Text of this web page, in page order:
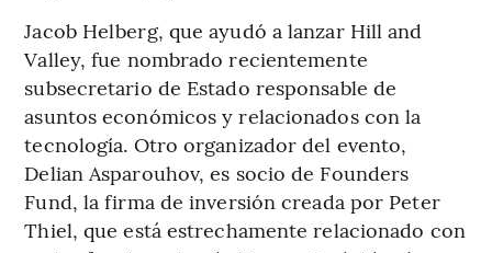
Jacob Helberg, que ayudó a lanzar Hill and
Valley, fue nombrado recientemente
subsecretario de Estado responsable de
asuntos económicos y relacionados con la
tecnología. Otro organizador del evento,
Delian Asparouhov, es socio de Founders
Fund, la firma de inversión creada por Peter
Thiel, que está estrechamente relacionado con